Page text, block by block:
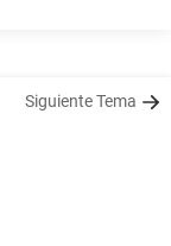
Siguiente Tema